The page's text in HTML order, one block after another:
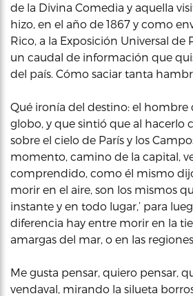
de la Divina Comedia y aquella
hizo, en el año de 1867 y como
Rico, a la Exposición Universal de
un caudal de información que
del país. Cómo saciar tanta
Qué ironía del destino: el
globo, y que sintió que al hacerlo
sobre el cielo de París y los
momento, camino de la capital,
comprendido, como él mismo
morir en el aire, son los mismos
instante y en todo lugar,’ para
diferencia hay entre morir en la
amargas del mar, o en las regiones
Me gusta pensar, quiero pensar,
vendaval, mirando la silueta